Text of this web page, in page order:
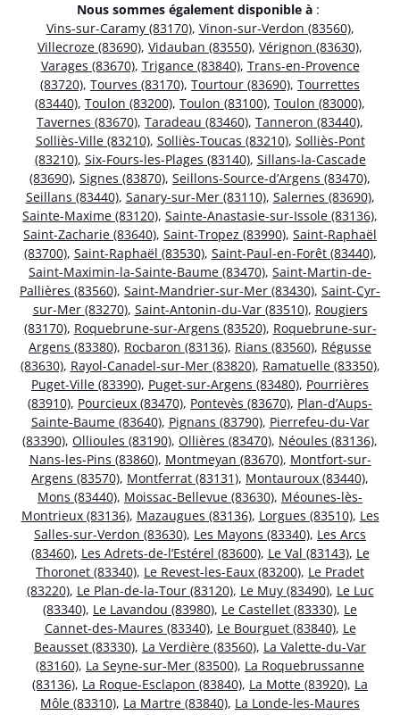
Nous sommes également disponible à :
Vins-sur-Caramy (83170), Vinon-sur-Verdon (83560),
Villecroze (83690), Vidauban (83550), Vérignon (83630),
Varages (83670), Trigance (83840), Trans-en-Provence
(83720), Tourves (83170), Tourtour (83690), Tourrettes
(83440), Toulon (83200), Toulon (83100), Toulon (83000),
Tavernes (83670), Taradeau (83460), Tanneron (83440),
Solliès-Ville (83210), Solliès-Toucas (83210), Solliès-Pont
(83210), Six-Fours-les-Plages (83140), Sillans-la-Cascade
(83690), Signes (83870), Seillons-Source-d’Argens (83470),
Seillans (83440), Sanary-sur-Mer (83110), Salernes (83690),
Sainte-Maxime (83120), Sainte-Anastasie-sur-Issole (83136),
Saint-Zacharie (83640), Saint-Tropez (83990), Saint-Raphaël
(83700), Saint-Raphaël (83530), Saint-Paul-en-Forêt (83440),
Saint-Maximin-la-Sainte-Baume (83470), Saint-Martin-de-
Pallières (83560), Saint-Mandrier-sur-Mer (83430), Saint-Cyr-
sur-Mer (83270), Saint-Antonin-du-Var (83510), Rougiers
(83170), Roquebrune-sur-Argens (83520), Roquebrune-sur-
Argens (83380), Rocbaron (83136), Rians (83560), Régusse
(83630), Rayol-Canadel-sur-Mer (83820), Ramatuelle (83350),
Puget-Ville (83390), Puget-sur-Argens (83480), Pourrières
(83910), Pourcieux (83470), Pontevès (83670), Plan-d’Aups-
Sainte-Baume (83640), Pignans (83790), Pierrefeu-du-Var
(83390), Ollioules (83190), Ollières (83470), Néoules (83136),
Nans-les-Pins (83860), Montmeyan (83670), Montfort-sur-
Argens (83570), Montferrat (83131), Montauroux (83440),
Mons (83440), Moissac-Bellevue (83630), Méounes-lès-
Montrieux (83136), Mazaugues (83136), Lorgues (83510), Les
Salles-sur-Verdon (83630), Les Mayons (83340), Les Arcs
(83460), Les Adrets-de-l’Estérel (83600), Le Val (83143), Le
Thoronet (83340), Le Revest-les-Eaux (83200), Le Pradet
(83220), Le Plan-de-la-Tour (83120), Le Muy (83490), Le Luc
(83340), Le Lavandou (83980), Le Castellet (83330), Le
Cannet-des-Maures (83340), Le Bourguet (83840), Le
Beausset (83330), La Verdière (83560), La Valette-du-Var
(83160), La Seyne-sur-Mer (83500), La Roquebrussanne
(83136), La Roque-Esclapon (83840), La Motte (83920), La
Môle (83310), La Martre (83840), La Londe-les-Maures